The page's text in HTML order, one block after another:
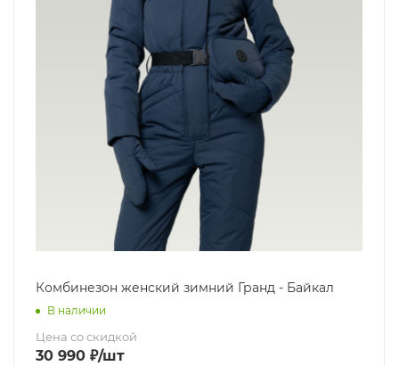
Комбинезон женский зимний Гранд - Байкал
В наличии
Цена со скидкой
30 990 ₽/шт